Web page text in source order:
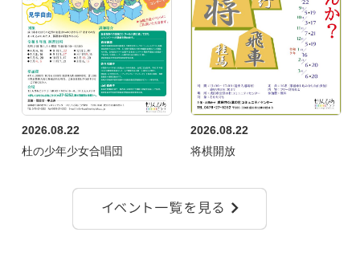
杜の少年少女合唱団
2026.08.22
将棋開放
2026.08.22